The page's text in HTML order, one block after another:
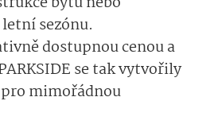
sezónu.
dostupnou cenou a
se tak vytvořily
mimořádnou